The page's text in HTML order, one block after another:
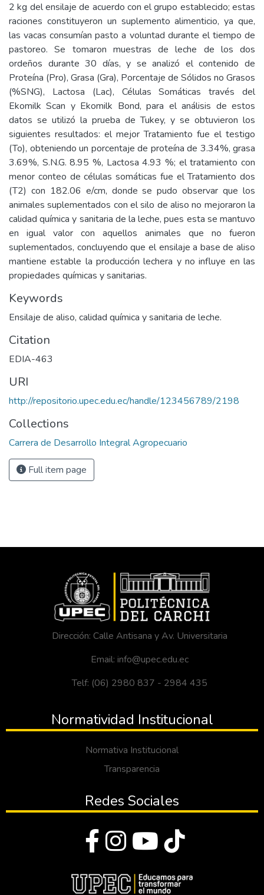
2 kg del ensilaje de acuerdo con el grupo establecido; estas
raciones constituyeron un suplemento alimenticio, ya que,
las vacas consumían pasto a voluntad durante el tiempo de
pastoreo. Se tomaron muestras de leche de los dos
ordeños durante 30 días, y se analizó el contenido de
Proteína (Pro), Grasa (Gra), Porcentaje de Sólidos no Grasos
(%SNG), Lactosa (Lac), Células Somáticas través del
Ekomilk Scan y Ekomilk Bond, para el análisis de estos
datos se utilizó la prueba de Tukey, y se obtuvieron los
siguientes resultados: el mejor Tratamiento fue el testigo
(To), obteniendo un porcentaje de proteína de 3.34%, grasa
3.69%, S.N.G. 8.95 %, Lactosa 4.93 %; el tratamiento con
menor conteo de células somáticas fue el Tratamiento dos
(T2) con 182.06 e/cm, donde se pudo observar que los
animales suplementados con el silo de aliso no mejoraron la
calidad química y sanitaria de la leche, pues esta se mantuvo
en igual valor con aquellos animales que no fueron
suplementados, concluyendo que el ensilaje a base de aliso
mantiene estable la producción lechera y no influye en las
propiedades químicas y sanitarias.
Keywords
Ensilaje de aliso, calidad química y sanitaria de leche.
Citation
EDIA-463
URI
http://repositorio.upec.edu.ec/handle/123456789/2198
Collections
Carrera de Desarrollo Integral Agropecuario
Full item page
Dirección: Calle Antisana y Av. Universitaria
Email: info@upec.edu.ec
Telf: (06) 2980 837 - 2984 435
Normatividad Institucional
Normativa Institucional
Transparencia
Redes Sociales